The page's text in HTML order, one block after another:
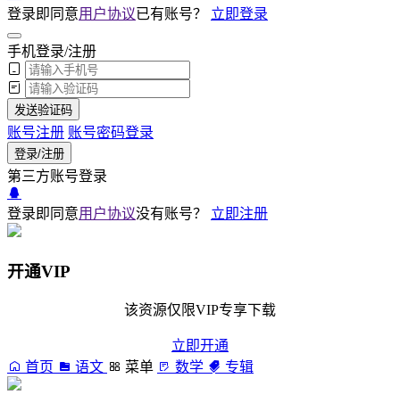
登录即同意用户协议已有账号？ 立即登录
手机登录/注册
发送验证码
账号注册 账号密码登录
登录/注册
第三方账号登录
登录即同意用户协议没有账号？ 立即注册
开通VIP
该资源仅限VIP专享下载
立即开通
首页
语文 菜单 数学 专辑